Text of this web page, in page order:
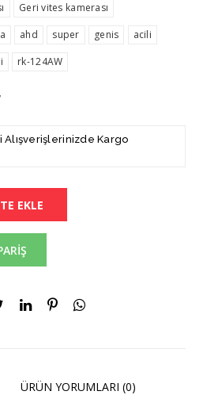
Geri vites kamerası
ahd super genis
acili
rk-124AW
Alışverişlerinizde Kargo
EKLE
ÜRÜN YORUMLARI (0)